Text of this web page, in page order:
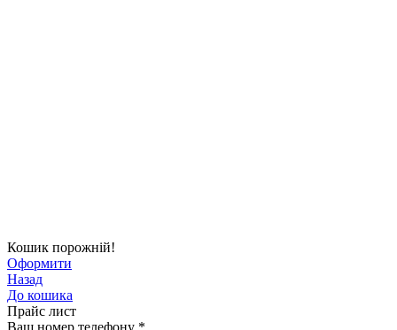
Кошик порожній!
Оформити
Назад
До кошика
Прайс лист
Ваш номер телефону *